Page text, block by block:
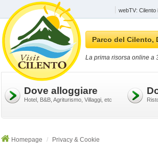
webTV: Cilento
Parco del Cilento,
La prima risorsa online a
Dove alloggiare
Hotel, B&B, Agriturismo, Villaggi, etc
Homepage Privacy & Cookie